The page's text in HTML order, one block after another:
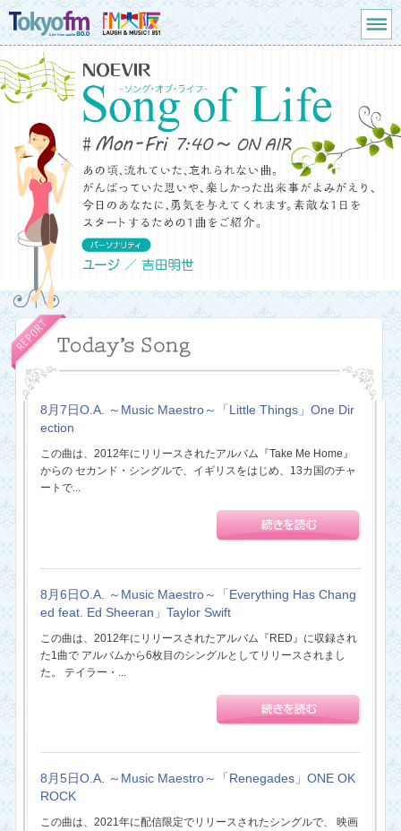
8月7日O.A. ～Music Maestro～「Little Things」One Dir
ection
この曲は、2012年にリリースされたアルバム『Take Me Home』
からの セカンド・シングルで、イギリスをはじめ、13カ国のチャ
ートで...
8月6日O.A. ～Music Maestro～「Everything Has Chang
ed feat. Ed Sheeran」Taylor Swift
この曲は、2012年にリリースされたアルバム『RED』に収録され
た1曲で アルバムから6枚目のシングルとしてリリースされまし
た。 テイラー・...
8月5日O.A. ～Music Maestro～「Renegades」ONE OK
ROCK
この曲は、2021年に配信限定でリリースされたシングルで、 映画